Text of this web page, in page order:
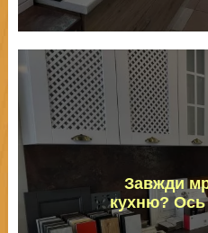
Завжди
кухню?